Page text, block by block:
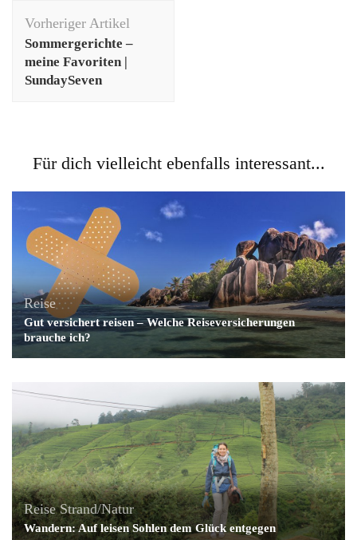
Vorheriger Artikel
Sommergerichte –
meine Favoriten |
SundaySeven
Für dich vielleicht ebenfalls interessant...
Reise
Gut versichert reisen – Welche Reiseversicherungen
brauche ich?
Reise Strand/Natur
Wandern: Auf leisen Sohlen dem Glück entgegen